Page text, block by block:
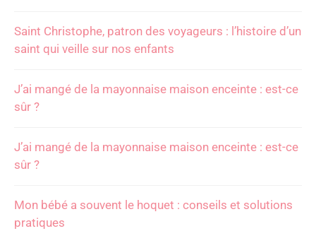
Saint Christophe, patron des voyageurs : l’histoire d’un
saint qui veille sur nos enfants
J’ai mangé de la mayonnaise maison enceinte : est-ce
sûr ?
J’ai mangé de la mayonnaise maison enceinte : est-ce
sûr ?
Mon bébé a souvent le hoquet : conseils et solutions
pratiques